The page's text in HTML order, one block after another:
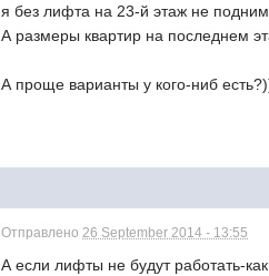
я без лифта на 23-й этаж не
А размеры квартир на последнем
А проще варианты у кого-ниб
Отправлено26 September 2014 - 13:55
А если лифты не будут работать-